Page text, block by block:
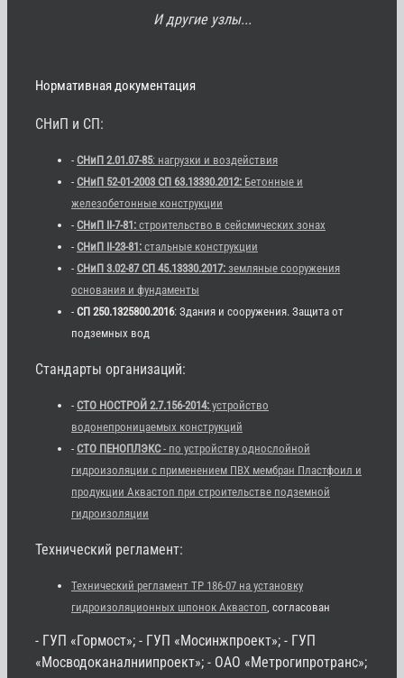
И другие узлы...
Нормативная документация
СНиП и СП:
- СНиП 2.01.07-85: нагрузки и воздействия
- СНиП 52-01-2003 СП 63.13330.2012: Бетонные и
железобетонные конструкции
- СНиП II-7-81: строительство в сейсмических зонах
- СНиП II-23-81: стальные конструкции
- СНиП 3.02-87 СП 45.13330.2017: земляные сооружения
основания и фундаменты
- СП 250.1325800.2016: Здания и сооружения. Защита от
подземных вод
Стандарты организаций:
- СТО НОСТРОЙ 2.7.156-2014: устройство
водонепроницаемых конструкций
- СТО ПЕНОПЛЭКС- по устройству однослойной
гидроизоляции с применением ПВХ мембран Пластфоил и
продукции Аквастоп при строительстве подземной
гидроизоляции
Технический регламент:
Технический регламент ТР 186-07 на установку
гидроизоляционных шпонок Аквастоп, согласован
- ГУП «Гормост»; - ГУП «Мосинжпроект»; - ГУП
«Мосводоканалниипроект»; - ОАО «Метрогипротранс»;